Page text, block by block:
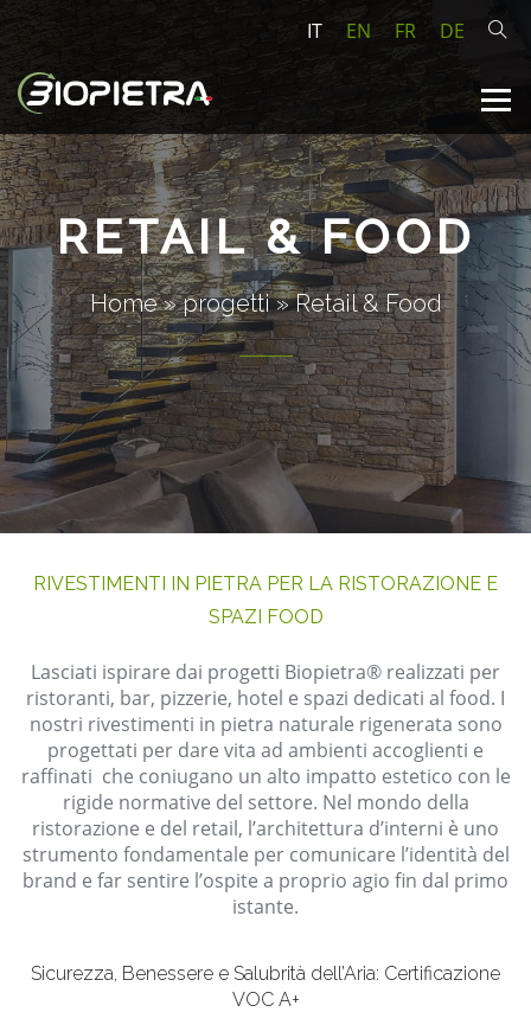
IT EN FR DE
RETAIL & FOOD
Home»progetti»Retail & Food
RIVESTIMENTI IN PIETRA PER LA RISTORAZIONE E
SPAZI FOOD
Lasciati ispirare dai progetti Biopietra® realizzati per
ristoranti, bar, pizzerie, hotel e spazi dedicati al food. I
nostri rivestimenti in pietra naturale rigenerata sono
progettati per dare vita ad ambienti accoglienti e
raffinati che coniugano un alto impatto estetico con le
rigide normative del settore. Nel mondo della
ristorazione e del retail, l’architettura d’interni è uno
strumento fondamentale per comunicare l’identità del
brand e far sentire l’ospite a proprio agio fin dal primo
istante.
Sicurezza, Benessere e Salubrità dell’Aria: Certificazione
VOC A+